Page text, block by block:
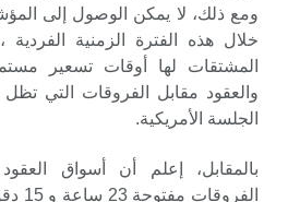
ومع ذلك، لا يمكن الوصول إلى
خلال هذه الفترة الزمنية
المشتقات لها أوقات تسعير
والعقود مقابل الفروقات التي
الجلسة الأمريكية.
بالمقابل، إعلم أن أسواق